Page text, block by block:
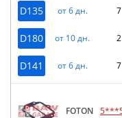
D135 от 6 дн.
D180 от 10 дн.
D141 от 6 дн.
FOTON